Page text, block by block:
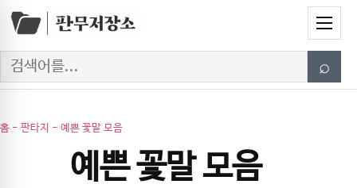
Skip to content
Menu
Search ⌕
홈 - 판타지 - 예쁜 꽃말 모음
예쁜 꽃말 모음